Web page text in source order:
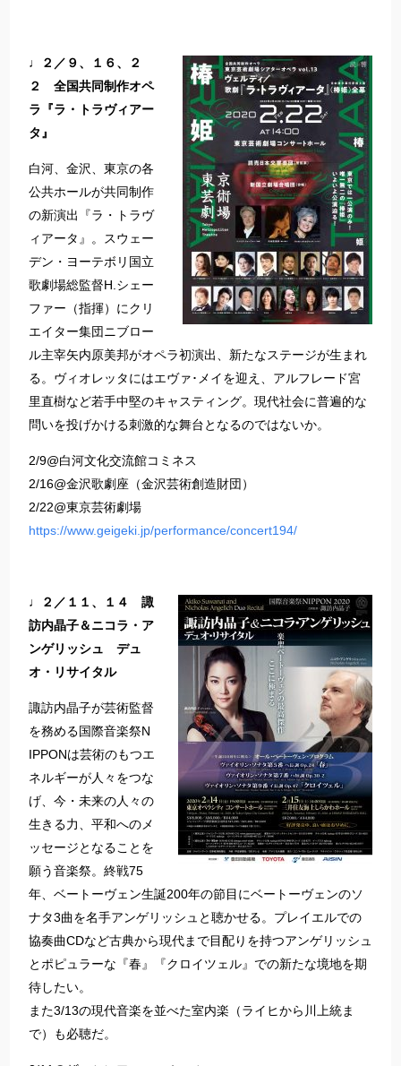
♩２／９、１６、２
２ 全国共同制作オペ
ラ『ラ・トラヴィアー
タ』
白河、金沢、東京の各
公共ホールが共同制作
の新演出『ラ・トラヴ
ィアータ』。スウェー
デン・ヨーテボリ国立
歌劇場総監督H.シェー
ファー（指揮）にクリ
エイター集団ニブロー
ル主宰矢内原美邦がオペラ初演出、新たなステージが生まれ
る。ヴィオレッタにはエヴァ･メイを迎え、アルフレード宮
里直樹など若手中堅のキャスティング。現代社会に普遍的な
問いを投げかける刺激的な舞台となるのではないか。
2/9@白河文化交流館コミネス
2/16@金沢歌劇座（金沢芸術創造財団）
2/22@東京芸術劇場
https://www.geigeki.jp/performance/concert194/
♩２／１１、１４ 諏
訪内晶子＆ニコラ・ア
ンゲリッシュ デュ
オ・リサイタル
諏訪内晶子が芸術監督
を務める国際音楽祭N
IPPONは芸術のもつエ
ネルギーが人々をつな
げ、今・未来の人々の
生きる力、平和へのメ
ッセージとなることを
願う音楽祭。終戦75
年、ベートーヴェン生誕200年の節目にベートーヴェンのソ
ナタ3曲を名手アンゲリッシュと聴かせる。プレイエルでの
協奏曲CDなど古典から現代まで目配りを持つアンゲリッシュ
とポピュラーな『春』『クロイツェル』での新たな境地を期
待したい。
また3/13の現代音楽を並べた室内楽（ライヒから川上統ま
で）も必聴だ。